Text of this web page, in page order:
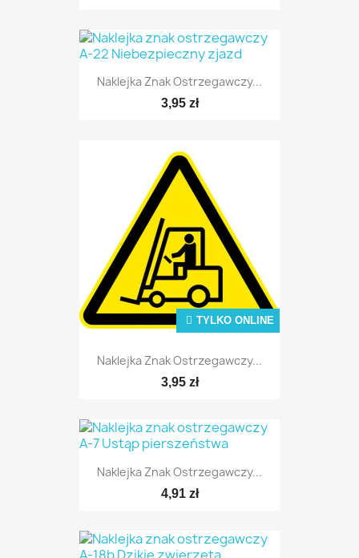
TYLKO ONLINE
Naklejka Znak Ostrzegawczy...
3,95 zł
TYLKO ONLINE
Naklejka Znak Ostrzegawczy...
3,95 zł
TYLKO ONLINE
Naklejka Znak Ostrzegawczy...
4,91 zł